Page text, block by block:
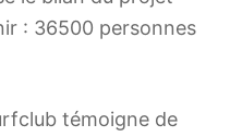
: 36500 personnes
témoigne de